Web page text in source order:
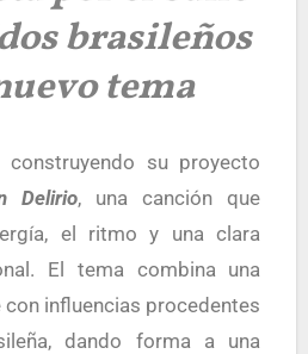
brasileños
tema
construyendo su proyecto
Delirio, una canción que
el ritmo y una clara
El tema combina una
influencias procedentes
dando forma a una